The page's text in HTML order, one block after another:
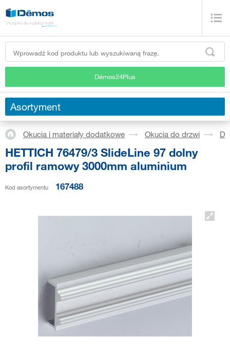
Démos24Plus
Asortyment
Okucia i materiały dodatkowe Okucia do drzwi
HETTICH 76479/3 SlideLine 97 dolny
profil ramowy 3000mm aluminium
Kod asortymentu 167488